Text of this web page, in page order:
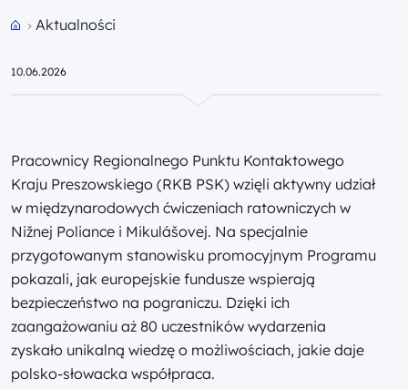
Aktualności
10.06.2026
Pracownicy Regionalnego Punktu Kontaktowego
Kraju Preszowskiego (RKB PSK) wzięli aktywny udział
w międzynarodowych ćwiczeniach ratowniczych w
Nižnej Poliance i Mikulášovej. Na specjalnie
przygotowanym stanowisku promocyjnym Programu
pokazali, jak europejskie fundusze wspierają
bezpieczeństwo na pograniczu. Dzięki ich
zaangażowaniu aż 80 uczestników wydarzenia
zyskało unikalną wiedzę o możliwościach, jakie daje
polsko-słowacka współpraca.